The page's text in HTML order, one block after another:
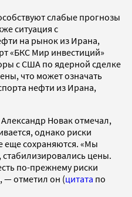
слабые прогнозы
ситуация с
на рынок из Ирана,
«БКС Мир инвестиций»
с США по ядерной сделке
что может означать
нефти из Ирана,
Новак отмечал,
однако риски
еще сохраняются. «Мы
стабилизировались цены.
по-прежнему риски
— отметил он (цитата по